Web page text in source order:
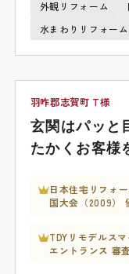
外観リフォーム
水まわりリフォーム
羽咋郡志賀町 T様
玄関はパッと
たかくお客様
日本住宅リフォ
国大会（2009）
TDYリモデルス
エントランス 審